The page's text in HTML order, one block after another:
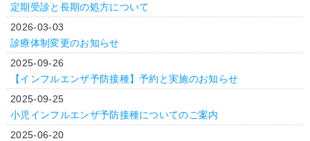
定期受診と長期の処方について
2026-03-03
診療体制変更のお知らせ
2025-09-26
【インフルエンザ予防接種】予約と実施のお知らせ
2025-09-25
小児インフルエンザ予防接種についてのご案内
2025-06-20